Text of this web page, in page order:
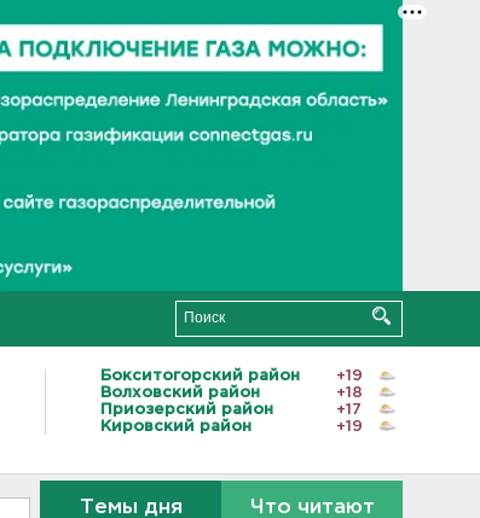
Бокситогорский район
+19
Волховский район
+18
Приозерский район
+17
Кировский район
+19
Темы дня Что читают